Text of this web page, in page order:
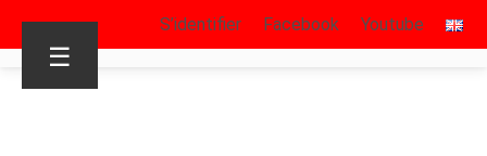
S’identifier Facebook Youtube
☰